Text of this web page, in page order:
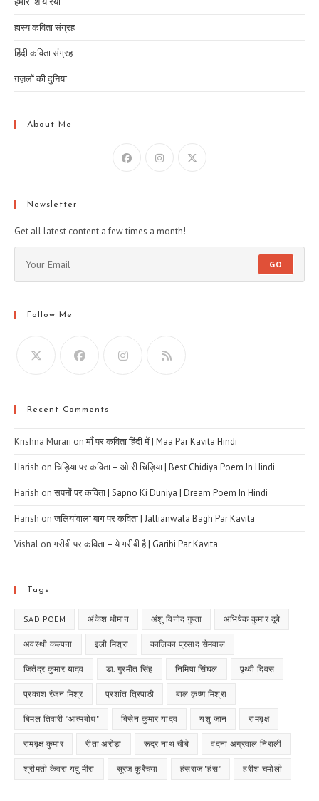
हास्य कविता संग्रह
हिंदी कविता संग्रह
ग़ज़लों की दुनिया
About Me
Newsletter
Get all latest content a few times a month!
GO
Follow Me
Recent Comments
Krishna Murari onमाँ पर कविता हिंदी में | Maa Par Kavita Hindi
Harish onचिड़िया पर कविता – ओ री चिड़िया | Best Chidiya Poem In Hindi
Harish onसपनों पर कविता | Sapno Ki Duniya | Dream Poem In Hindi
Harish onजलियांवाला बाग पर कविता | Jallianwala Bagh Par Kavita
Vishal onगरीबी पर कविता – ये गरीबी है | Garibi Par Kavita
Tags
SAD POEM अंकेश धीमान अंशु विनोद गुप्ता अभिषेक कुमार दूबे
अवस्थी कल्पना इली मिश्रा कालिका प्रसाद सेमवाल
जितेंद्र कुमार यादव डा. गुरमीत सिंह निमिषा सिंघल पृथ्वी दिवस
प्रकाश रंजन मिश्र प्रशांत त्रिपाठी बाल कृष्ण मिश्रा
बिमल तिवारी "आत्मबोध" बिसेन कुमार यादव यशु जान रामबृक्ष
रामबृक्ष कुमार रीता अरोड़ा रूद्र नाथ चौबे वंदना अग्रवाल निराली
श्रीमती केवरा यदु मीरा सूरज कुरैचया हंसराज "हंस" हरीश चमोली